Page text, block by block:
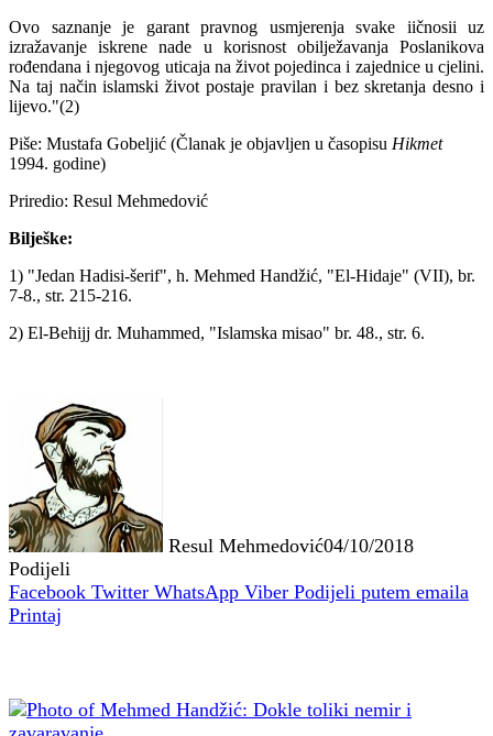
Ovo saznanje je garant pravnog usmjerenja svake iičnosii uz
izražavanje iskrene nade u korisnost obilježavanja Poslanikova
rođendana i njegovog uticaja na život pojedinca i zajednice u cjelini.
Na taj način islamski život postaje pravilan i bez skretanja desno i
lijevo."(2)
Piše: Mustafa Gobeljić (Članak je objavljen u časopisu Hikmet
1994. godine)
Priredio: Resul Mehmedović
Bilješke:
1) "Jedan Hadisi-šerif", h. Mehmed Handžić, "El-Hidaje" (VII), br.
7-8., str. 215-216.
2) El-Behijj dr. Muhammed, "Islamska misao" br. 48., str. 6.
Resul Mehmedović04/10/2018
Podijeli
Facebook Twitter WhatsApp Viber Podijeli putem emaila
Printaj